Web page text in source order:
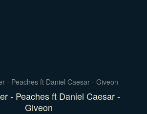
- Peaches ft Daniel Caesar -
Giveon